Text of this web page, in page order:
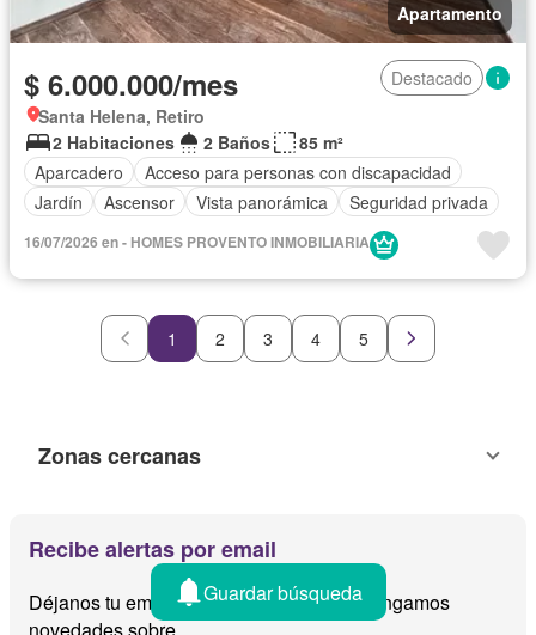
Apartamento
$ 6.000.000/mes
Destacado
Santa Helena, Retiro
2 Habitaciones
2 Baños
85 m²
Aparcadero
Acceso para personas con discapacidad
Jardín
Ascensor Vista panorámica Seguridad privada
16/07/2026 en - HOMES PROVENTO INMOBILIARIA
1 2 3 4 5
Zonas cercanas
Recibe alertas por email
Déjanos tu email y te avisamos cuando tengamos
Guardar búsqueda